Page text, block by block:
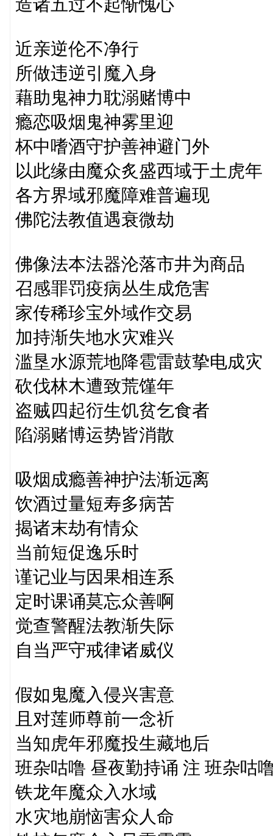
造诸五过不起惭愧心
近亲逆伦不净行
所做违逆引魔入身
藉助鬼神力耽溺赌博中
瘾恋吸烟鬼神雾里迎
杯中嗜酒守护善神避门外
以此缘由魔众炙盛西域于土虎年
各方界域邪魔障难普遍现
佛陀法教值遇衰微劫
佛像法本法器沦落市井为商品
召感罪罚疫病丛生成危害
家传稀珍宝外域作交易
加持渐失地水灾难兴
滥垦水源荒地降雹雷鼓挚电成灾
砍伐林木遭致荒馑年
盗贼四起衍生饥贫乞食者
陷溺赌博运势皆消散
吸烟成瘾善神护法渐远离
饮酒过量短寿多病苦
揭诸末劫有情众
当前短促逸乐时
谨记业与因果相连系
定时课诵莫忘众善啊
觉查警醒法教渐失际
自当严守戒律诸威仪
假如鬼魔入侵兴害意
且对莲师尊前一念祈
当知虎年邪魔投生藏地后
班杂咕噜 昼夜勤持诵 注 班杂咕
铁龙年魔众入水域
水灾地崩恼害众人命